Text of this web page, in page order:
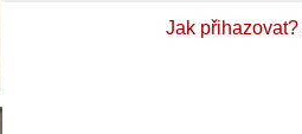
Jak přihazovat?